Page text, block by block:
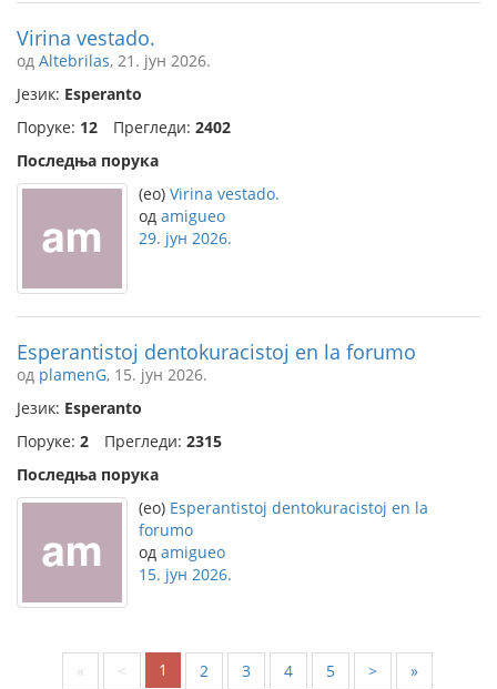
Virina vestado.
од Altebrilas, 21. јун 2026.
Језик: Esperanto
Поруке: 12 Прегледи: 2402
Последња порука
(eo) Virina vestado.
од amigueo
29. јун 2026.
Esperantistoj dentokuracistoj en la forumo
од plamenG, 15. јун 2026.
Језик: Esperanto
Поруке: 2 Прегледи: 2315
Последња порука
(eo) Esperantistoj dentokuracistoj en la
forumo
од amigueo
15. јун 2026.
« < 1 2 3 4 5 > »